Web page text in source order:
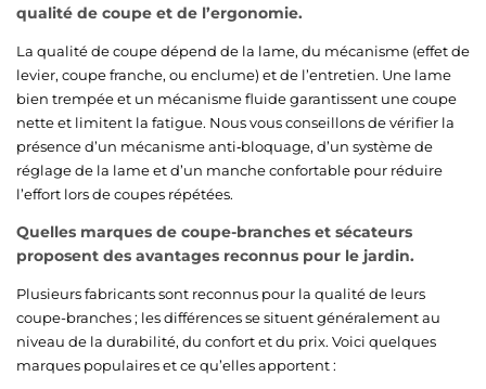
qualité de coupe et de l’ergonomie.
La qualité de coupe dépend de la lame, du mécanisme (effet de
levier, coupe franche, ou enclume) et de l’entretien. Une lame
bien trempée et un mécanisme fluide garantissent une coupe
nette et limitent la fatigue. Nous vous conseillons de vérifier la
présence d’un mécanisme anti‑bloquage, d’un système de
réglage de la lame et d’un manche confortable pour réduire
l’effort lors de coupes répétées.
Quelles marques de coupe-branches et sécateurs
proposent des avantages reconnus pour le jardin.
Plusieurs fabricants sont reconnus pour la qualité de leurs
coupe-branches ; les différences se situent généralement au
niveau de la durabilité, du confort et du prix. Voici quelques
marques populaires et ce qu’elles apportent :